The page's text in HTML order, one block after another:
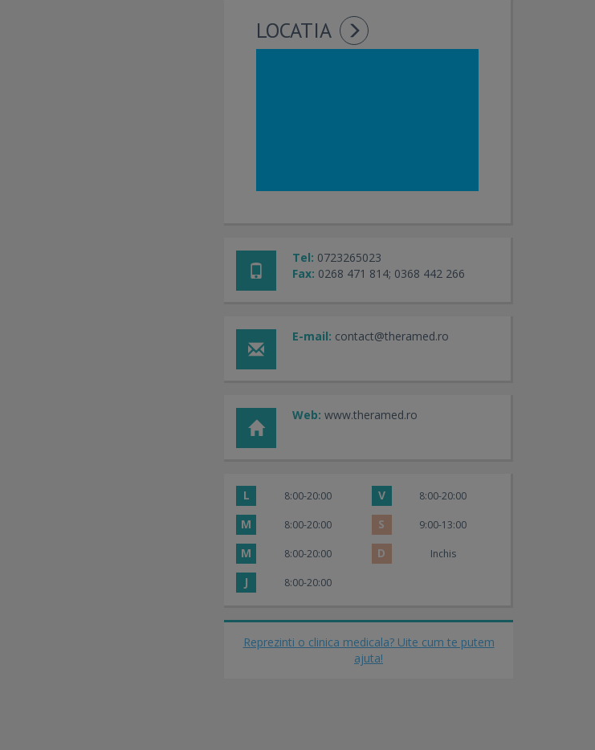
LOCATIA
Tel: 0723265023
Fax: 0268 471 814; 0368 442 266
E-mail: contact@theramed.ro
Web: www.theramed.ro
L 8:00-20:00 V 8:00-20:00
M 8:00-20:00 S 9:00-13:00
M 8:00-20:00 D Inchis
J 8:00-20:00
Reprezinti o clinica medicala? Uite cum te putem
ajuta!